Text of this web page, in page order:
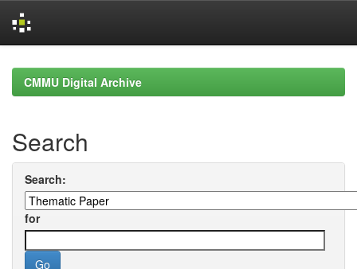
navigationCMMU Digital Archive
Search
Search:
for